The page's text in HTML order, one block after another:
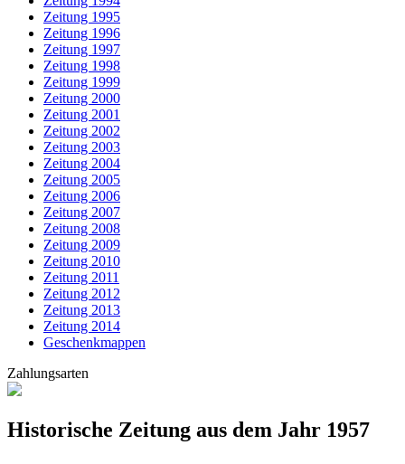
Zeitung 1995
Zeitung 1996
Zeitung 1997
Zeitung 1998
Zeitung 1999
Zeitung 2000
Zeitung 2001
Zeitung 2002
Zeitung 2003
Zeitung 2004
Zeitung 2005
Zeitung 2006
Zeitung 2007
Zeitung 2008
Zeitung 2009
Zeitung 2010
Zeitung 2011
Zeitung 2012
Zeitung 2013
Zeitung 2014
Geschenkmappen
Zahlungsarten
Historische Zeitung aus dem Jahr 1957